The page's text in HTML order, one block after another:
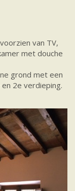
van TV,
met douche
grond met een
2e verdieping.